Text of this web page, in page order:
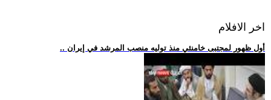
اخر الافلام
.. أول ظهور لمجتبى خامنئي منذ توليه منصب المرشد في إيران